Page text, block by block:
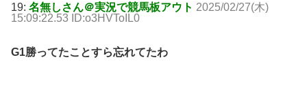
19: 名無しさん＠実況で競馬板アウト 2025/02/27(木)
15:09:22.53 ID:o3HVToIL0
G1勝ってたことすら忘れてたわ